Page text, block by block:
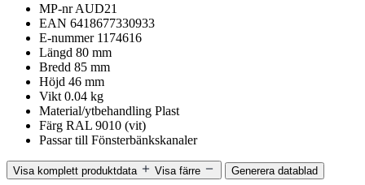
MP-nr AUD21
EAN 6418677330933
E-nummer 1174616
Längd 80 mm
Bredd 85 mm
Höjd 46 mm
Vikt 0.04 kg
Material/ytbehandling Plast
Färg RAL 9010 (vit)
Passar till Fönsterbänkskanaler
Visa komplett produktdata Visa färre Generera datablad